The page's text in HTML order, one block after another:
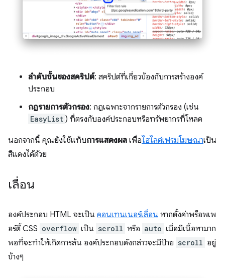
ลำดับชั้นของสคริปต์: สคริปต์ที่เกี่ยวข้องกับการสร้างองค์
ประกอบ
กฎรายการตัวกรอง: กฎเฉพาะจากรายการตัวกรอง (เช่น
EasyList ) ที่ตรงกับองค์ประกอบหรือทรัพยากรที่โหลด
นอกจากนี้ คุณยังใช้แท็บการแสดงผล เพื่อไฮไลต์เฟรมโฆษณาเป็น
สีแดงได้ด้วย
เลื่อน
องค์ประกอบ HTML จะเป็น คอนเทนเนอร์เลื่อน หากตั้งค่าพร็อพเพ
อร์ตี้ CSS overflow เป็น scroll หรือ auto เมื่อมีเนื้อหามาก
พอที่จะทำให้เกิดการล้น องค์ประกอบดังกล่าวจะมีป้าย scroll อยู่
ข้างๆ